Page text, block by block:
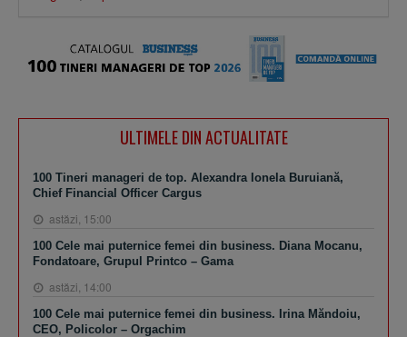
ULTIMELE DIN ACTUALITATE
100 Tineri manageri de top. Alexandra Ionela Buruiană,
Chief Financial Officer Cargus
astăzi, 15:00
100 Cele mai puternice femei din business. Diana Mocanu,
Fondatoare, Grupul Printco – Gama
astăzi, 14:00
100 Cele mai puternice femei din business. Irina Măndoiu,
CEO, Policolor – Orgachim